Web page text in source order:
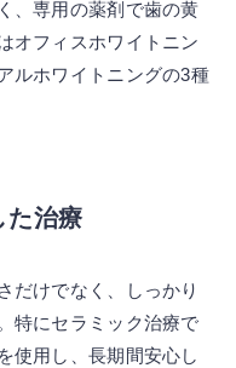
、専用の薬剤で歯の黄
オフィスホワイトニン
ルホワイトニングの3種
た治療
だけでなく、しっかり
特にセラミック治療で
使用し、長期間安心し